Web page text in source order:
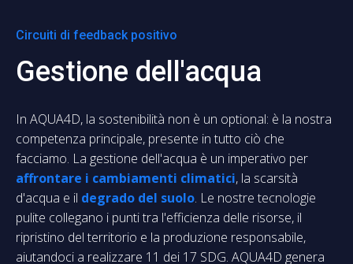
Circuiti di feedback positivo
Gestione dell'acqua
In AQUA4D, la sostenibilità non è un optional: è la nostra
competenza principale, presente in tutto ciò che
facciamo. La gestione dell'acqua è un imperativo per
affrontare i cambiamenti climatici, la scarsità
d'acqua e il degrado del suolo. Le nostre tecnologie
pulite collegano i punti tra l'efficienza delle risorse, il
ripristino del territorio e la produzione responsabile,
aiutandoci a realizzare 11 dei 17 SDG. AQUA4D genera